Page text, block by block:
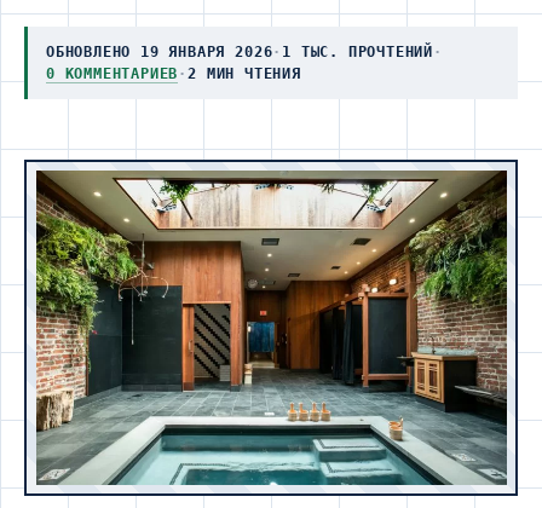
ОБНОВЛЕНО 19 ЯНВАРЯ 2026· 1 ТЫС. ПРОЧТЕНИЙ ·
0 КОММЕНТАРИЕВ ·2 МИН ЧТЕНИЯ